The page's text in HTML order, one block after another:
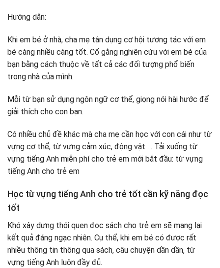
Hướng dẫn:
Khi em bé ở nhà, cha mẹ tận dụng cơ hội tương tác với em
bé càng nhiều càng tốt. Cố gắng nghiên cứu với em bé của
bạn bằng cách thuộc về tất cả các đối tượng phổ biến
trong nhà của mình.
Mỗi từ bạn sử dụng ngôn ngữ cơ thể, giọng nói hài hước để
giải thích cho con bạn.
Có nhiều chủ đề khác mà cha mẹ cần học với con cái như từ
vựng cơ thể, từ vựng cảm xúc, động vật … Tải xuống từ
vựng tiếng Anh miễn phí cho trẻ em mới bắt đầu: từ vựng
tiếng Anh cho trẻ em
Học từ vựng tiếng Anh cho trẻ tốt cần kỹ năng đọc
tốt
Khó xây dựng thói quen đọc sách cho trẻ em sẽ mang lại
kết quả đáng ngạc nhiên. Cụ thể, khi em bé có được rất
nhiều thông tin thông qua sách, câu chuyện dần dần, từ
vựng tiếng Anh luôn đầy đủ.